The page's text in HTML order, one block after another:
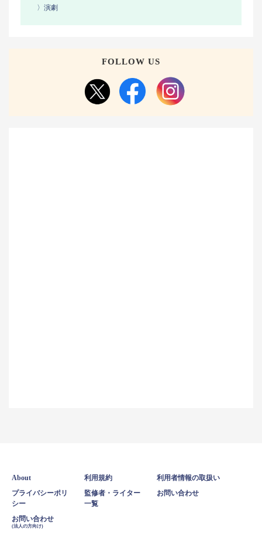
〉演劇
FOLLOW US
About 利用規約 利用者情報の取扱い
プライバシーポリ
シー
監修者・ライター
一覧
お問い合わせ
お問い合わせ
(法人の方向け)